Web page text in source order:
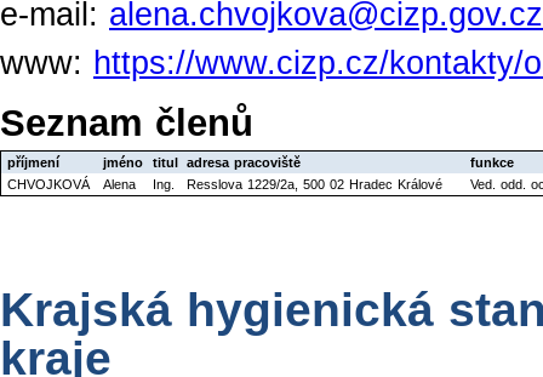
e-mail: alena.chvojkova@cizp.gov.cz
www: https://www.cizp.cz/kontakty/
Seznam členů
příjmení jméno titul adresa pracoviště
funkce
CHVOJKOVÁ
Alena Ing. Resslova 1229/2a, 500 02 Hradec Králové Ved. odd.
Krajská hygienická
kraje